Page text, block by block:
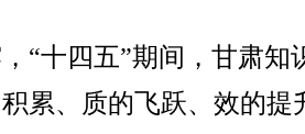
十四五”期间，甘肃知
累、质的飞跃、效的提